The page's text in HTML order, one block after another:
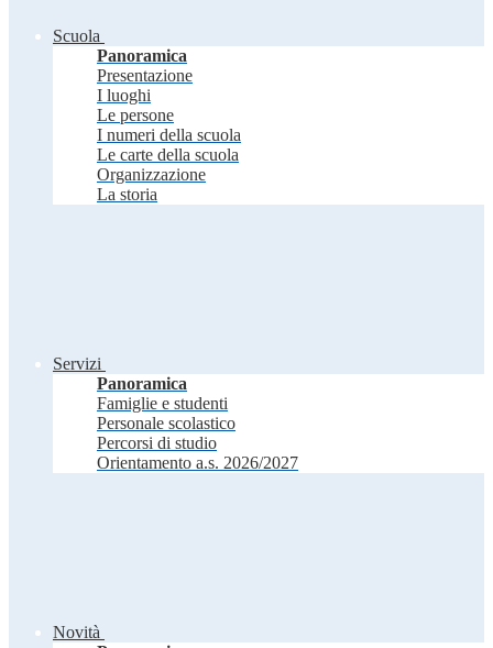
Scuola
Panoramica
Presentazione
I luoghi
Le persone
I numeri della scuola
Le carte della scuola
Organizzazione
La storia
Servizi
Panoramica
Famiglie e studenti
Personale scolastico
Percorsi di studio
Orientamento a.s. 2026/2027
Novità